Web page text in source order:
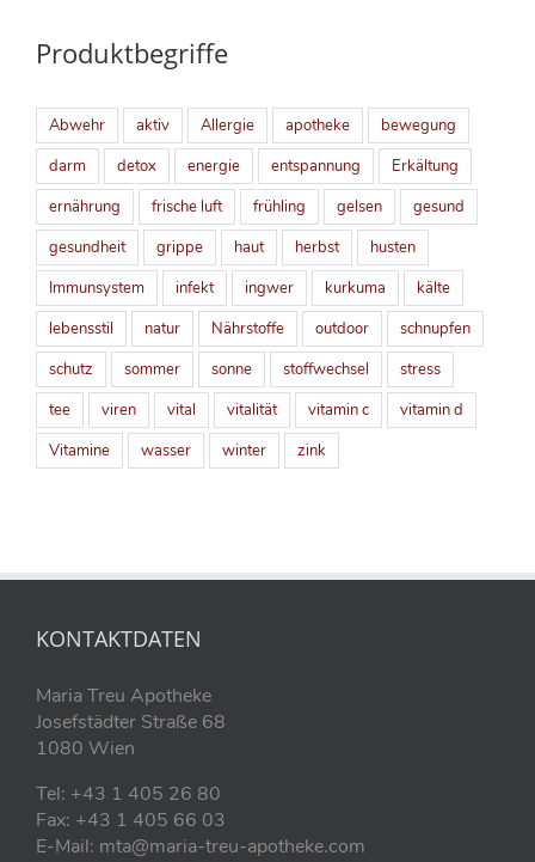
Produktbegriffe
Abwehr aktiv Allergie apotheke
bewegung
darm
detox energie entspannung
Erkältung
ernährung
frische luft frühling gelsen
gesund
gesundheit
grippe haut herbst
husten
Immunsystem
infekt ingwer kurkuma
kälte
lebensstil
natur Nährstoffe outdoor
schnupfen
schutz
sommer sonne stoffwechsel
stress
tee
viren vital vitalität vitamin c
vitamin d
Vitamine
wasser winter zink
KONTAKTDATEN
Maria Treu Apotheke
Josefstädter Straße 68
1080 Wien
Tel: +43 1 405 26 80
Fax: +43 1 405 66 03
E-Mail: mta@maria-treu-apotheke.com